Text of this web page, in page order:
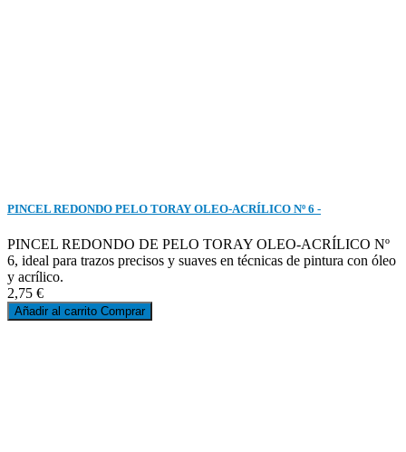
PINCEL REDONDO PELO TORAY OLEO-ACRÍLICO Nº 6 -
PINCEL REDONDO DE PELO TORAY OLEO-ACRÍLICO Nº
6, ideal para trazos precisos y suaves en técnicas de pintura con óleo
y acrílico.
2,75 €
Añadir al carrito Comprar